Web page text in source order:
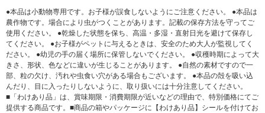
●本品は小動物専用です。お子様が誤食しないようにご注意ください。 ●本品は
農作物です。場合により虫がつくことがあります。記載の保存方法を守ってご
使用ください。 ●乾燥した状態を保ち、高温・多湿・直射日光を避けて保存し
てください。 ●お子様がペットに与えるときは、安全のため大人が監視してく
ださい。 ●幼児の手の届く場所に保管しないでください。 ●収穫時期によって大
きさ、形状、色などに違いが生じることがあります。 ●自然の素材ですので一
部、粒の欠け、汚れや虫食い穴がある場合もございます。 ●本品の殻を吸い込
んだり、目に入ったりしないように、取り扱いには十分注意してください。
■「わけあり品」は、賞味期限・消費期限が近いなどの理由で、特別価格にてご
提供する商品です。■商品の箱やパッケージに【わけあり品】シールを付けてお